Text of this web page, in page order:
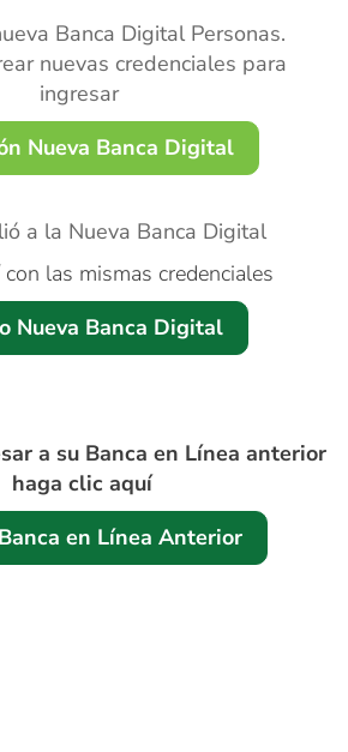
Banca Digital Personas.
nuevas credenciales para
ingresar
Nueva Banca Digital
a la Nueva Banca Digital
las mismas credenciales
Nueva Banca Digital
a su Banca en Línea anterior
haga clic aquí
en Línea Anterior